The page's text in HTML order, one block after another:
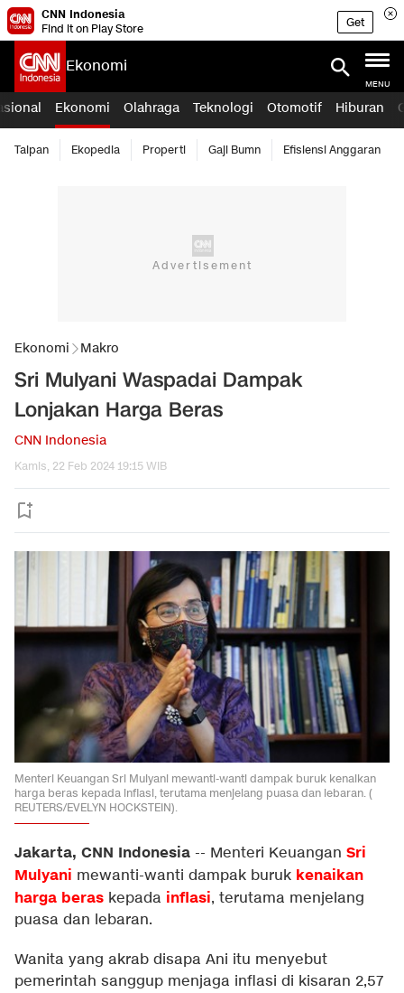
CNN Indonesia
Find it on Play Store
Get
Ekonomi
MENU
Ekonomi Olahraga Teknologi Otomotif Hiburan
Taipan Ekopedia Properti Gaji Bumn Efisiensi Anggaran
Ekonomi Makro
Sri Mulyani Waspadai Dampak
Lonjakan Harga Beras
CNN Indonesia
Kamis, 22 Feb 2024 19:15 WIB
Menteri Keuangan Sri Mulyani mewanti-wanti dampak buruk kenaikan
harga beras kepada inflasi, terutama menjelang puasa dan lebaran. (
REUTERS/EVELYN HOCKSTEIN).
Jakarta, CNN Indonesia -- Menteri Keuangan Sri
Mulyani mewanti-wanti dampak buruk kenaikan
harga beras kepada inflasi, terutama menjelang
puasa dan lebaran.
Wanita yang akrab disapa Ani itu menyebut
pemerintah sanggup menjaga inflasi di kisaran 2,57